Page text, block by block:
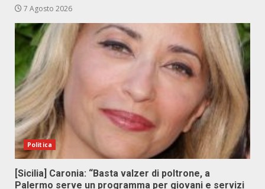
7 Agosto 2026
Politica
[Sicilia] Caronia: “Basta valzer di poltrone, a
Palermo serve un programma per giovani e servizi